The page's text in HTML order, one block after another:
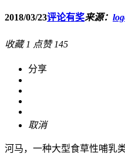
2018/03/23评论有奖来源：
收藏 1 点赞 145
分享
取消
河马，一种大型食草性哺乳